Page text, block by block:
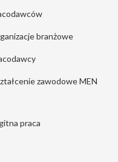
branżowe
zawodowe MEN
praca